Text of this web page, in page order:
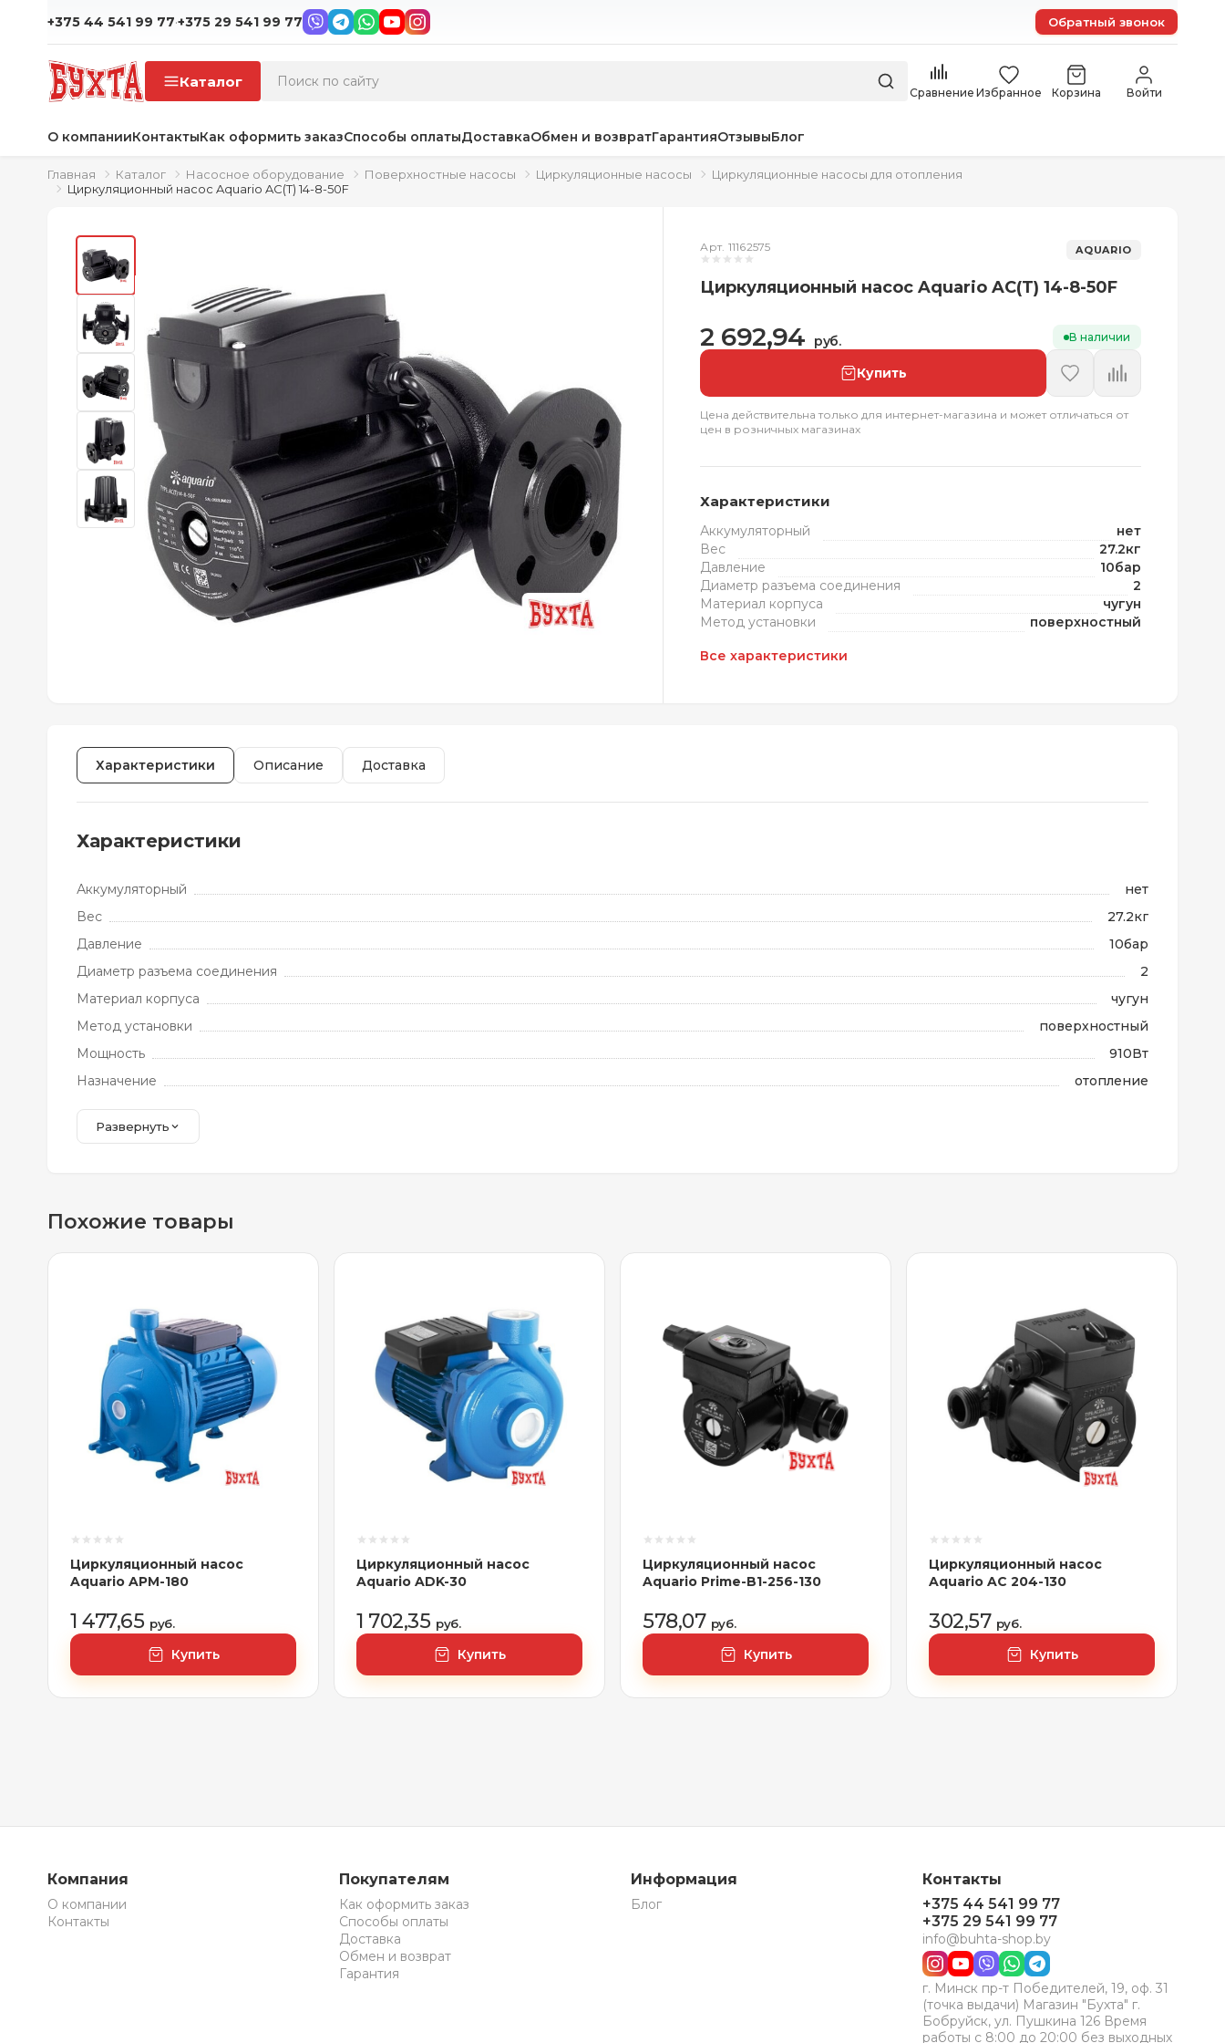
+375 44 541 99 77·+375 29 541 99 77 Обратный звонок
Каталог
Сравнение Избранное Корзина Войти
О компанииКонтактыКак оформить заказСпособы оплатыДоставкаОбмен и возвратГарантияОтзывыБлог
Главная Каталог Насосное оборудование Поверхностные насосы Циркуляционные насосы
Циркуляционные насосы для отопления
Циркуляционный насос Aquario AC(T) 14-8-50F
Арт. 11162575 AQUARIO
Циркуляционный насос Aquario AC(T) 14-8-50F
2 692,94 руб. В наличии
Купить
Цена действительна только для интернет-магазина и может отличаться от
цен в розничных магазинах
Характеристики
Аккумуляторный
нет
Вес
27.2кг
Давление
10бар
Диаметр разъема соединения
2
Материал корпуса
чугун
Метод установки
поверхностный
Все характеристики
Характеристики Описание Доставка
Характеристики
Аккумуляторный
нет
Вес
27.2кг
Давление
10бар
Диаметр разъема соединения
2
Материал корпуса
чугун
Метод установки
поверхностный
Мощность
910Вт
Назначение
отопление
Развернуть
Похожие товары
Циркуляционный насос
Aquario APM-180
1 477,65 руб.
Купить
Циркуляционный насос
Aquario ADK-30
1 702,35 руб.
Купить
Циркуляционный насос
Aquario Prime-B1-256-130
578,07 руб.
Купить
Циркуляционный насос
Aquario AC 204-130
302,57 руб.
Купить
Компания
О компании
Контакты
Покупателям
Как оформить заказ
Способы оплаты
Доставка
Обмен и возврат
Гарантия
Информация
Блог
Контакты
+375 44 541 99 77
+375 29 541 99 77
info@buhta-shop.by
г. Минск пр-т Победителей, 19, оф. 31
(точка выдачи) Магазин "Бухта" г.
Бобруйск, ул. Пушкина 126 Время
работы с 8:00 до 20:00 без выходных